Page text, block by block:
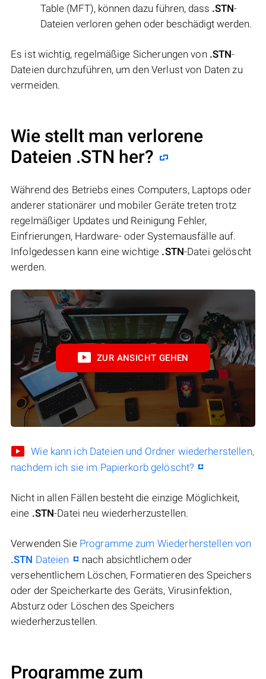
Table (MFT), können dazu führen, dass .STN-
Dateien verloren gehen oder beschädigt werden.
Es ist wichtig, regelmäßige Sicherungen von .STN-
Dateien durchzuführen, um den Verlust von Daten zu
vermeiden.
Wie stellt man verlorene
Dateien .STN her?
Während des Betriebs eines Computers, Laptops oder
anderer stationärer und mobiler Geräte treten trotz
regelmäßiger Updates und Reinigung Fehler,
Einfrierungen, Hardware- oder Systemausfälle auf.
Infolgedessen kann eine wichtige .STN-Datei gelöscht
werden.
ZUR ANSICHT GEHEN
Wie kann ich Dateien und Ordner wiederherstellen,
nachdem ich sie im Papierkorb gelöscht?
Nicht in allen Fällen besteht die einzige Möglichkeit,
eine .STN-Datei neu wiederherzustellen.
Verwenden Sie Programme zum Wiederherstellen von
.STN Dateien
nach absichtlichem oder
versehentlichem Löschen, Formatieren des Speichers
oder der Speicherkarte des Geräts, Virusinfektion,
Absturz oder Löschen des Speichers
wiederherzustellen.
Programme zum